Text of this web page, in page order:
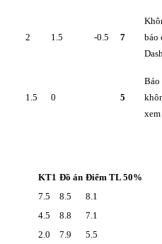
2 1.5 -0.5 7
báo
1.5 0 5
Báo
KT1 Đồ án Điểm TL 50%
7.5 8.5
8.1
4.5 8.8
7.1
2.0 7.9
5.5